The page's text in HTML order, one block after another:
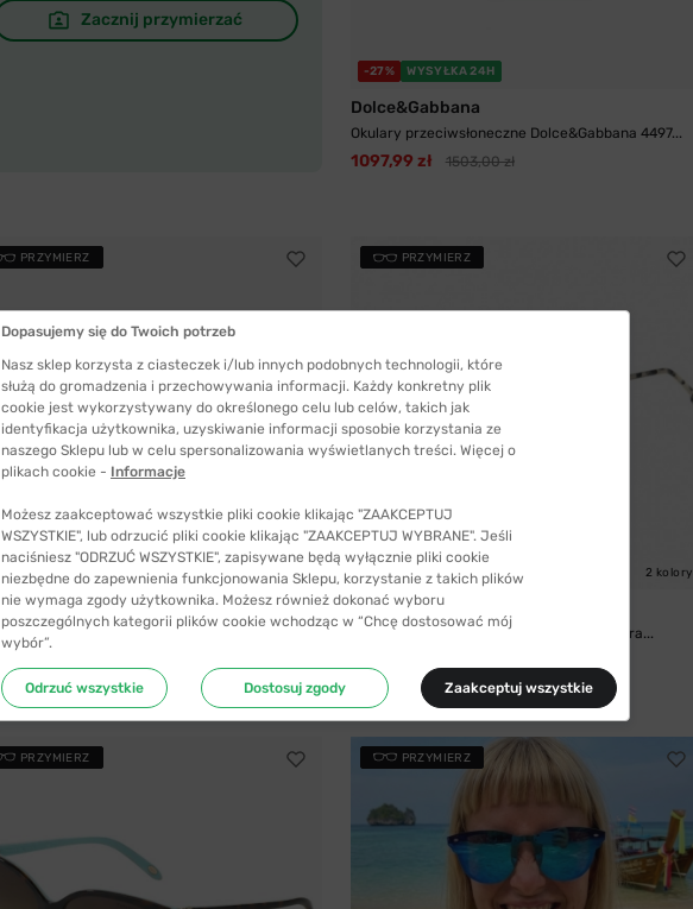
Zacznij przymierzać
-27% WYSYŁKA 24H
Dolce&Gabbana
Okulary przeciwsłoneczne Dolce&Gabbana 4497...
1097,99 zł 1503,00 zł
PRZYMIERZ
WYSYŁKA 24H
przeciwsłoneczne Guess 7919 01B 58
zł
PRZYMIERZ
-41% WYSYŁKA 24H 2 kolory
Carolina Herrera
Okulary przeciwsłoneczne Carolina Herrera...
PRZYMIERZ PRZYMIERZ
Dopasujemy się do Twoich potrzeb
Nasz sklep korzysta z ciasteczek i/lub innych podobnych technologii, które
służą do gromadzenia i przechowywania informacji. Każdy konkretny plik
cookie jest wykorzystywany do określonego celu lub celów, takich jak
identyfikacja użytkownika, uzyskiwanie informacji sposobie korzystania ze
naszego Sklepu lub w celu spersonalizowania wyświetlanych treści. Więcej o
plikach cookie - Informacje
Możesz zaakceptować wszystkie pliki cookie klikając "ZAAKCEPTUJ
WSZYSTKIE", lub odrzucić pliki cookie klikając "ZAAKCEPTUJ WYBRANE". Jeśli
naciśniesz "ODRZUĆ WSZYSTKIE", zapisywane będą wyłącznie pliki cookie
niezbędne do zapewnienia funkcjonowania Sklepu, korzystanie z takich plików
nie wymaga zgody użytkownika. Możesz również dokonać wyboru
poszczególnych kategorii plików cookie wchodząc w “Chcę dostosować mój
wybór”.
Odrzuć wszystkie Dostosuj zgody Zaakceptuj wszystkie